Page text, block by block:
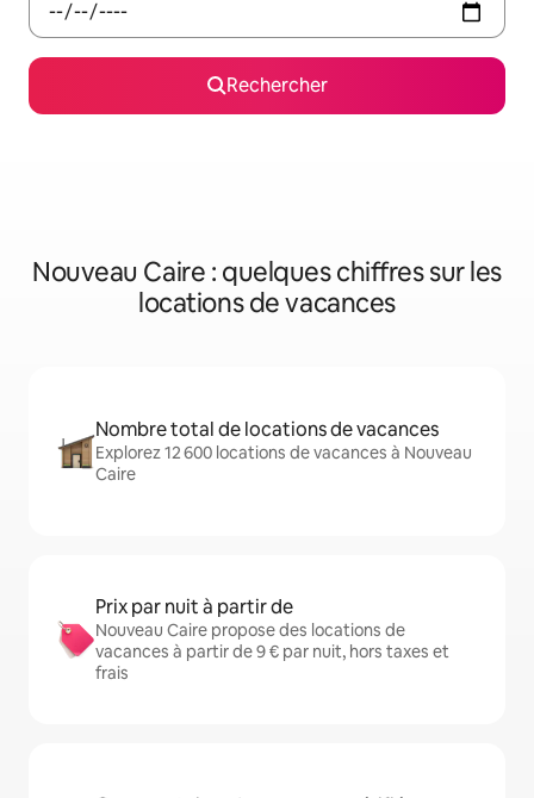
Rechercher
Nouveau Caire : quelques chiffres sur les
locations de vacances
Nombre total de locations de vacances
Explorez 12 600 locations de vacances à Nouveau
Caire
Prix par nuit à partir de
Nouveau Caire propose des locations de
vacances à partir de 9 € par nuit, hors taxes et
frais